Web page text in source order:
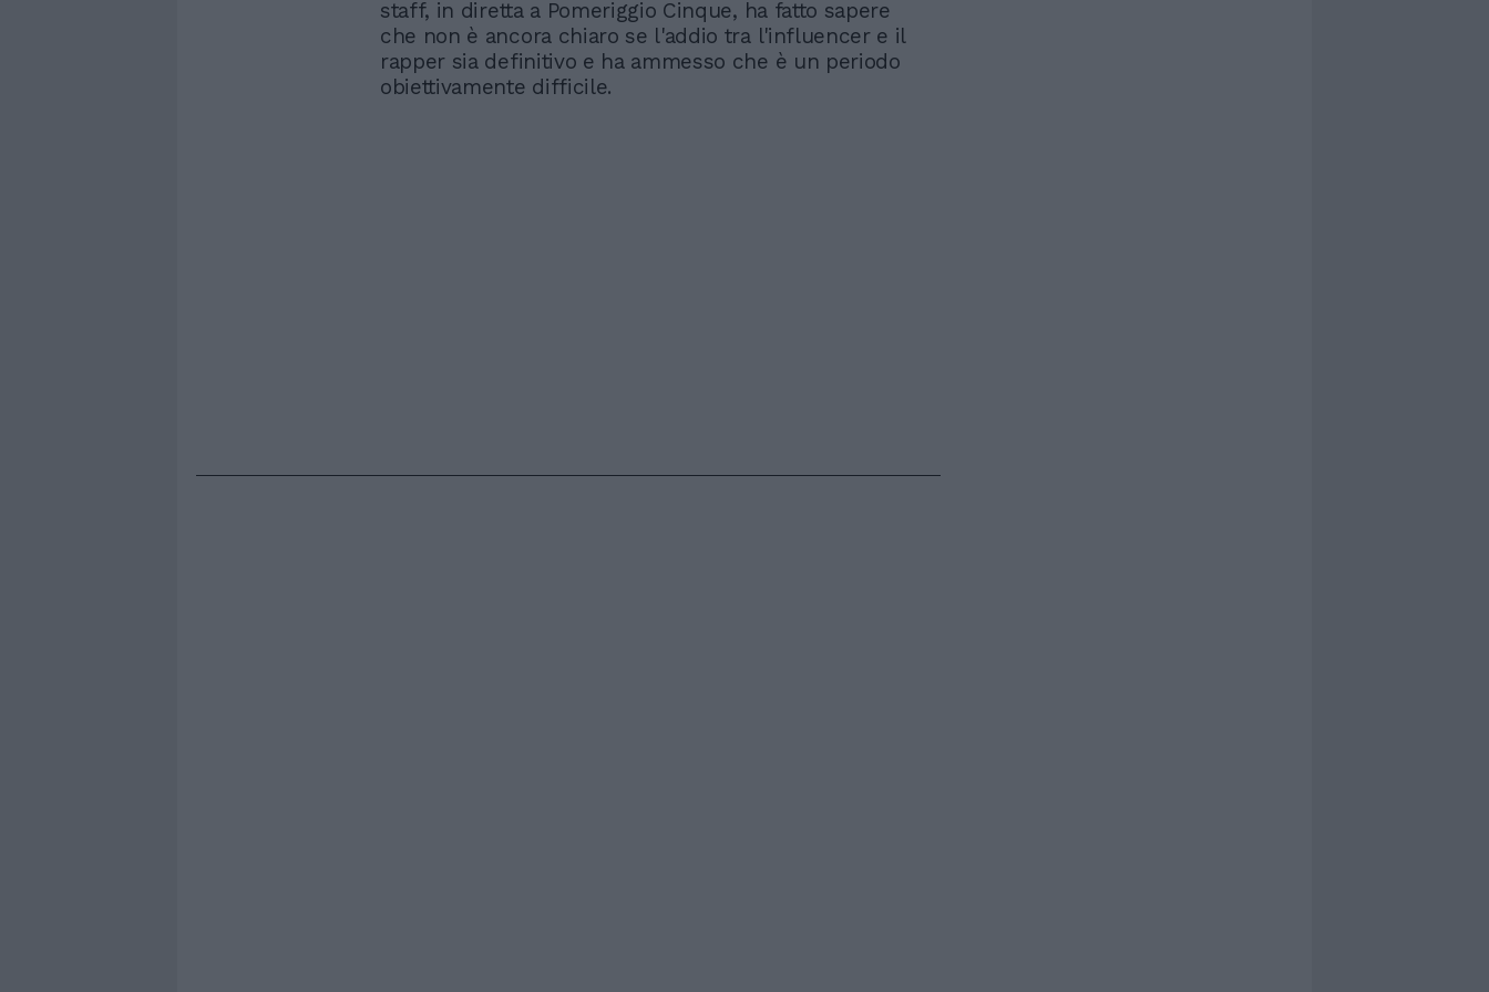
staff, in diretta a Pomeriggio Cinque, ha fatto sapere
che non è ancora chiaro se l'addio tra l'influencer e il
rapper sia definitivo e ha ammesso che è un periodo
obiettivamente difficile.